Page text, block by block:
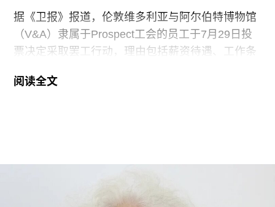
据《卫报》报道，伦敦维多利亚与阿尔伯特博物馆
（V&A）隶属于Prospect工会的员工于7月29日投
票决定采取罢工行动，理由包括薪资待遇、工作条
地区共运营四家博物馆，包括南肯辛顿的V&A博物
藏库的员工100%投票支持罢工行动。
阅读全文